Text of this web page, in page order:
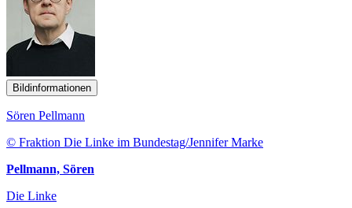
Bildinformationen
Sören Pellmann
© Fraktion Die Linke im Bundestag/Jennifer Marke
Pellmann, Sören
Die Linke